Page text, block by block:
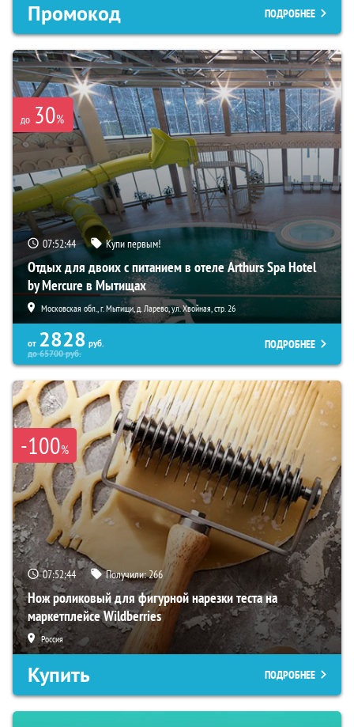
Промокод ПОДРОБНЕЕ
до 30%
07:52:43 Купи первым!
Отдых для двоих с питанием в отеле Arthurs Spa Hotel
by Mercure в Мытищах
Московская обл., г. Мытищи, д. Ларево, ул. Хвойная, стр. 26
от 2828 руб.
до65700руб.
ПОДРОБНЕЕ
-100%
07:52:43 Получили:266
Нож роликовый для фигурной нарезки теста на
маркетплейсе Wildberries
Россия
Купить ПОДРОБНЕЕ